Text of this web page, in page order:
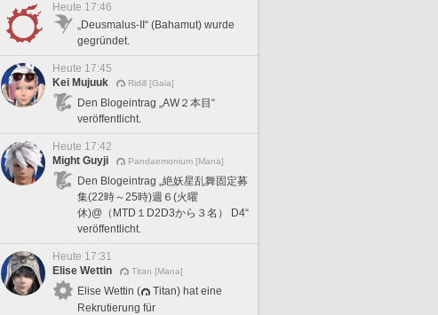
Heute 17:46
„Deusmalus-II“ (Bahamut) wurde
gegründet.
Heute 17:45
Kei Mujuuk
Ridill [Gaia]
Den Blogeintrag „AW２本目“
veröffentlicht.
Heute 17:42
Might Guyji
Pandaemonium [Mana]
Den Blogeintrag „絶妖星乱舞固定募
集(22時～25時)週６(火曜
休)@（MTD１D2D3から３名） D4“
veröffentlicht.
Heute 17:31
Elise Wettin
Titan [Mana]
Elise Wettin (
Titan) hat eine
Rekrutierung für